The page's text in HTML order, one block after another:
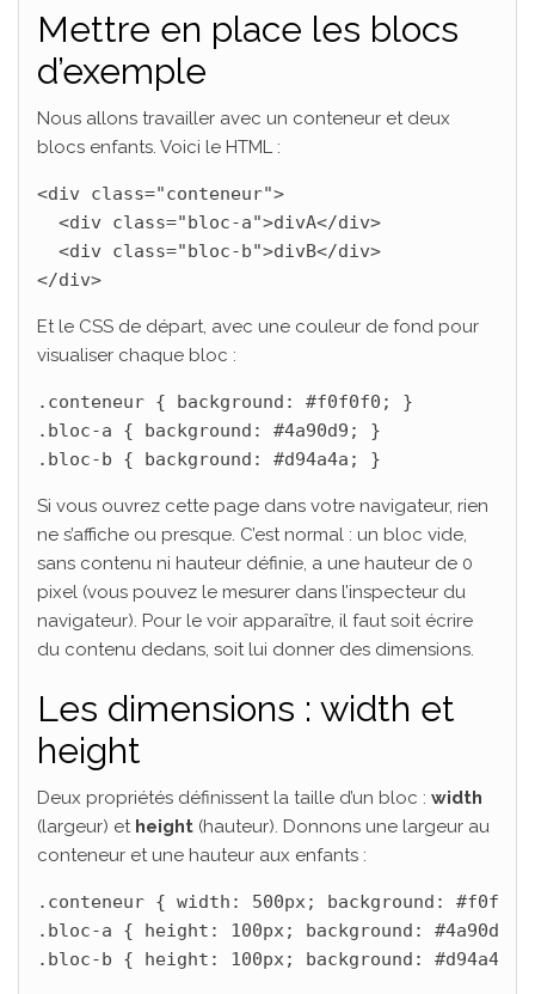
Mettre en place les blocs
d’exemple
Nous allons travailler avec un conteneur et deux
blocs enfants. Voici le HTML :
<div class="conteneur">
  <div class="bloc-a">divA</div>
  <div class="bloc-b">divB</div>
</div>
Et le CSS de départ, avec une couleur de fond pour
visualiser chaque bloc :
.conteneur { background: #f0f0f0; }
.bloc-a { background: #4a90d9; }
.bloc-b { background: #d94a4a; }
Si vous ouvrez cette page dans votre navigateur, rien
ne s’affiche ou presque. C’est normal : un bloc vide,
sans contenu ni hauteur définie, a une hauteur de 0
pixel (vous pouvez le mesurer dans l’inspecteur du
navigateur). Pour le voir apparaître, il faut soit écrire
du contenu dedans, soit lui donner des dimensions.
Les dimensions : width et
height
Deux propriétés définissent la taille d’un bloc : width
(largeur) et height (hauteur). Donnons une largeur au
conteneur et une hauteur aux enfants :
.conteneur { width: 500px; background:
.bloc-a { height: 100px; background: #4a90d9;
.bloc-b { height: 100px; background: #d94a4a;